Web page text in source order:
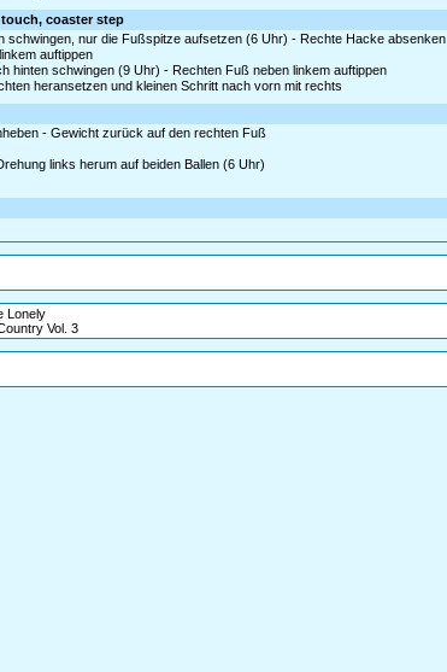
coaster step
nur die Fußspitze aufsetzen (6 Uhr) - Rechte Hacke absenken
auftippen
hinten schwingen (9 Uhr) - Rechten Fuß neben linkem auftippen
heransetzen und kleinen Schritt nach vorn mit rechts
- Gewicht zurück auf den rechten Fuß
links herum auf beiden Ballen (6 Uhr)
Lonely
Vol. 3